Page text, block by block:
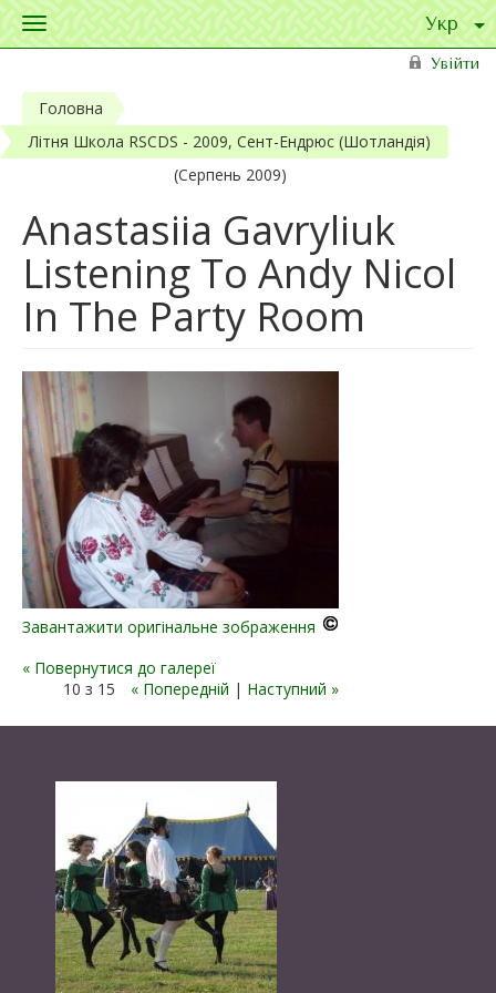
Toggle
Увійти
Головна
Літня Школа RSCDS - 2009, Сент-Ендрюс (Шотландія)
(Серпень 2009)
Anastasiia Gavryliuk
Listening To Andy Nicol
In The Party Room
Завантажити оригінальне зображення
« Повернутися до галереї
10 з 15
« Попередній | Наступний »